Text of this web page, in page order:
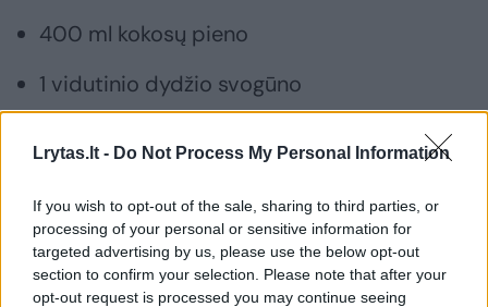
Lrytas.lt - Do Not Process My Personal Information
If you wish to opt-out of the sale, sharing to third parties, or
processing of your personal or sensitive information for
targeted advertising by us, please use the below opt-out
section to confirm your selection. Please note that after your
opt-out request is processed you may continue seeing
400 ml kokosų pieno
1 vidutinio dydžio svogūno
3 česnako skiltelių
2/3 arb. š. ciberžolių miltelių